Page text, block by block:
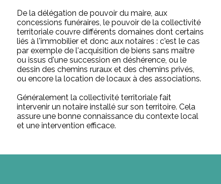
De la délégation de pouvoir du maire, aux
concessions funéraires, le pouvoir de la collectivité
territoriale couvre différents domaines dont certains
liés à l'immobilier et donc aux notaires : c'est le cas
par exemple de l'acquisition de biens sans maître
ou issus d'une succession en déshérence, ou le
dessin des chemins ruraux et des chemins privés,
ou encore la location de locaux à des associations.
Généralement la collectivité territoriale fait
intervenir un notaire installé sur son territoire. Cela
assure une bonne connaissance du contexte local
et une intervention efficace.